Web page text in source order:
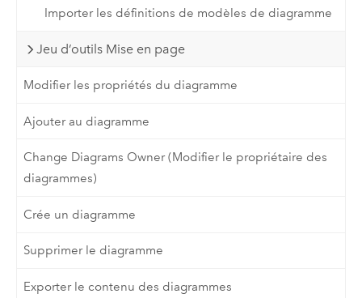
Importer les définitions de modèles de diagramme
Jeu d’outils Mise en page
Modifier les propriétés du diagramme
Ajouter au diagramme
Change Diagrams Owner (Modifier le propriétaire des
diagrammes)
Crée un diagramme
Supprimer le diagramme
Exporter le contenu des diagrammes